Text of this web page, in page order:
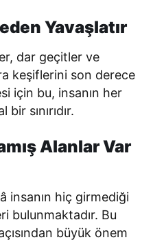
Yavaşlatır
dar geçitler ve
keşiflerini son derece
için bu, insanın her
sınırıdır.
Alanlar Var
insanın hiç girmediği
bulunmaktadır. Bu
büyük önem